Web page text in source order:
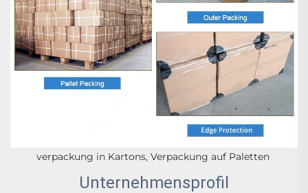
verpackung in Kartons, Verpackung auf Paletten
Unternehmensprofil